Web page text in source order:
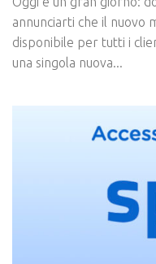
annunciarti che il nuovo
disponibile per tutti i
una singola nuova...